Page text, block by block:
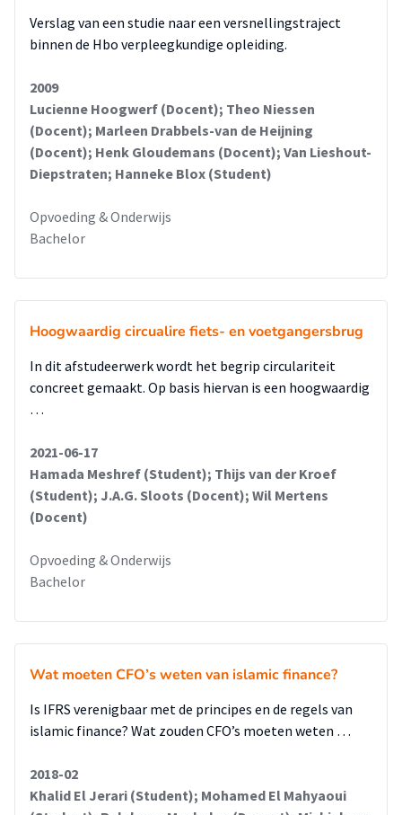
Verslag van een studie naar een versnellingstraject
binnen de Hbo verpleegkundige opleiding.
2009
Lucienne Hoogwerf (Docent); Theo Niessen
(Docent); Marleen Drabbels-van de Heijning
(Docent); Henk Gloudemans (Docent); Van Lieshout-
Diepstraten; Hanneke Blox (Student)
Opvoeding & Onderwijs
Bachelor
Hoogwaardig circualire fiets- en voetgangersbrug
In dit afstudeerwerk wordt het begrip circulariteit
concreet gemaakt. Op basis hiervan is een hoogwaardig
…
2021-06-17
Hamada Meshref (Student); Thijs van der Kroef
(Student); J.A.G. Sloots (Docent); Wil Mertens
(Docent)
Opvoeding & Onderwijs
Bachelor
Wat moeten CFO’s weten van islamic finance?
Is IFRS verenigbaar met de principes en de regels van
islamic finance? Wat zouden CFO’s moeten weten …
2018-02
Khalid El Jerari (Student); Mohamed El Mahyaoui